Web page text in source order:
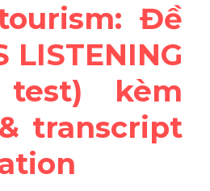
Đề
LISTENING
test) kèm
transcript